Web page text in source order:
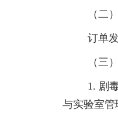
（二
订单
（三
1. 剧
与实验室管